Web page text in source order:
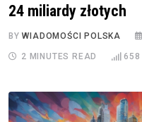
24 miliardy złotych
BYWIADOMOŚCI POLSKA
2 MINUTES READ 658